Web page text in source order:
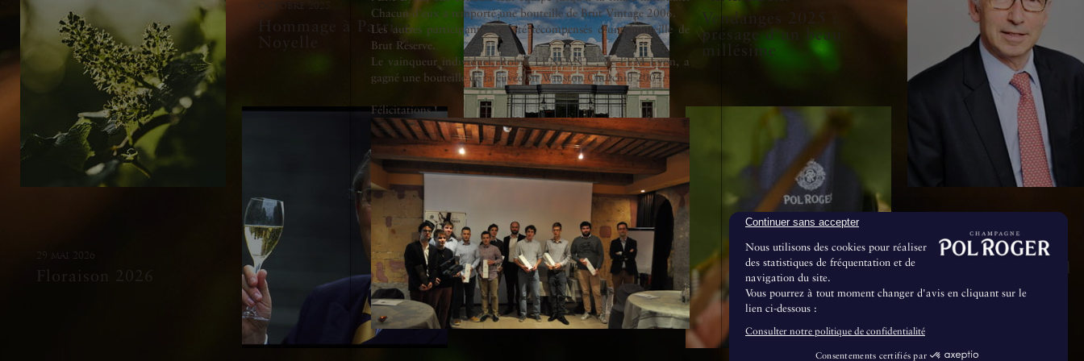
29 mai 2026
Floraison 2026
octobre 2025
Hommage à Patrice
Noyelle
9 septembre 2025
Voir la vidéo des
vendanges 2025 chez
Pol Roger
Vendanges 2025 :
présage d'un beau
millésime
8 Juillet 2024
Le Conseil de
renforce
Chacun d'eux a remporté une bouteille de Brut Vintage 2006.
Les autres participants ont été récompensés d'une bouteille de
Brut Réserve.
Le vainqueur individuel, Robin LENFANT , de l'EM Lyon, a
gagné une bouteille de la cuvée Sir Winston Churchill 2004.
Félicitations !
Continuer sans accepter
Nous utilisons des cookies pour réaliser
des statistiques de fréquentation et de
navigation du site.
Vous pourrez à tout moment changer d'avis en cliquant sur le
lien ci-dessous :
Consulter notre politique de confidentialité
Consentements certifiés par